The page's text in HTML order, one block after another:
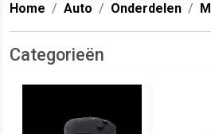
Home Auto Onderdelen
Categorieën